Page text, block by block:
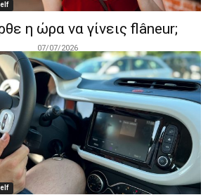
η ώρα να γίνεις flâneur;
07/07/2026